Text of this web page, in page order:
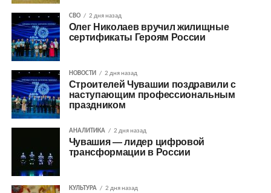
СВО 2 дня назад
Олег Николаев вручил жилищные
сертификаты Героям России
НОВОСТИ 2 дня назад
Строителей Чувашии поздравили с
наступающим профессиональным
праздником
АНАЛИТИКА 2 дня назад
Чувашия — лидер цифровой
трансформации в России
КУЛЬТУРА 2 дня назад